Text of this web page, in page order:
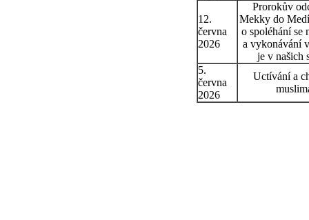
12.
června
2026
Prorokův
Mekky do
o spoléhání se
a vykonávání
je v našich
5.
června
2026
Uctívání a